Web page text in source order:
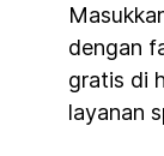
dengan
gratis di
layanan